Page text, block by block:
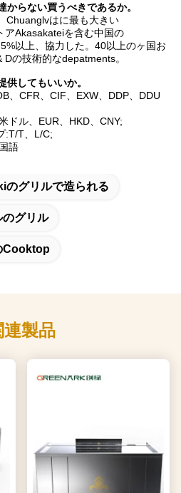
らない買うべきであるか。
Chuanglvはに最も大きい
アAkasakateiを含む中国の
以上、協力した。40以上のヶ国お
の技術的なdepatments。
供してもいいか。
、CFR、CIF、EXW、DDP、DDU
ドル、EUR、HKD、CNY;
:T/T、L/C;
語
のグリルで造られる
グリル
cooktop
連製品